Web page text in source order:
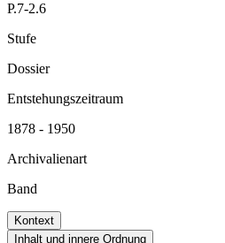
P.7-2.6
Stufe
Dossier
Entstehungszeitraum
1878 - 1950
Archivalienart
Band
Kontext
Inhalt und innere Ordnung